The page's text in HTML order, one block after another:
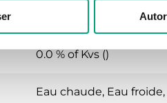
0.0 % of Kvs ()
Eau chaude, Eau